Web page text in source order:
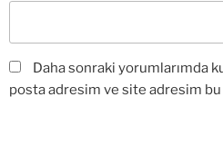
Daha sonraki yorumlarımda
posta adresim ve site adresim bu